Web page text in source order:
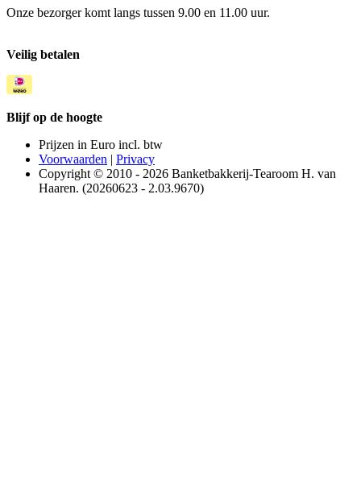
Onze bezorger komt langs tussen 9.00 en 11.00 uur.
Veilig betalen
Blijf op de hoogte
Prijzen in Euro incl. btw
Voorwaarden | Privacy
Copyright © 2010 - 2026 Banketbakkerij-Tearoom H. van
Haaren. (20260623 - 2.03.9670)